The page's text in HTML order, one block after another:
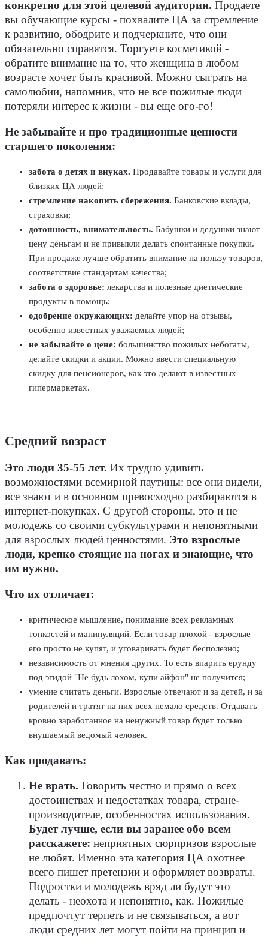
конкретно для этой целевой аудитории. Продаете
вы обучающие курсы - похвалите ЦА за стремление
к развитию, ободрите и подчеркните, что они
обязательно справятся. Торгуете косметикой -
обратите внимание на то, что женщина в любом
возрасте хочет быть красивой. Можно сыграть на
самолюбии, напомнив, что не все пожилые люди
потеряли интерес к жизни - вы еще ого-го!
Не забывайте и про традиционные ценности
старшего поколения:
забота о детях и внуках. Продавайте товары и услуги для
близких ЦА людей;
стремление накопить сбережения. Банковские вклады,
страховки;
дотошность, внимательность. Бабушки и дедушки знают
цену деньгам и не привыкли делать спонтанные покупки.
При продаже лучше обратить внимание на пользу товаров,
соответствие стандартам качества;
забота о здоровье: лекарства и полезные диетические
продукты в помощь;
одобрение окружающих: делайте упор на отзывы,
особенно известных уважаемых людей;
не забывайте о цене: большинство пожилых небогаты,
делайте скидки и акции. Можно ввести специальную
скидку для пенсионеров, как это делают в известных
гипермаркетах.
Средний возраст
Это люди 35-55 лет. Их трудно удивить
возможностями всемирной паутины: все они видели,
все знают и в основном превосходно разбираются в
интернет-покупках. С другой стороны, это и не
молодежь со своими субкультурами и непонятными
для взрослых людей ценностями. Это взрослые
люди, крепко стоящие на ногах и знающие, что
им нужно.
Что их отличает:
критическое мышление, понимание всех рекламных
тонкостей и манипуляций. Если товар плохой - взрослые
его просто не купят, и уговаривать будет бесполезно;
независимость от мнения других. То есть впарить ерунду
под эгидой "Не будь лохом, купи айфон" не получится;
умение считать деньги. Взрослые отвечают и за детей, и за
родителей и тратят на них всех немало средств. Отдавать
кровно заработанное на ненужный товар будет только
внушаемый ведомый человек.
Как продавать:
Не врать. Говорить честно и прямо о всех
достоинствах и недостатках товара, стране-
производителе, особенностях использования.
Будет лучше, если вы заранее обо всем
расскажете: неприятных сюрпризов взрослые
не любят. Именно эта категория ЦА охотнее
всего пишет претензии и оформляет возвраты.
Подростки и молодежь вряд ли будут это
делать - неохота и непонятно, как. Пожилые
предпочтут терпеть и не связываться, а вот
люди средних лет могут пойти на принцип и